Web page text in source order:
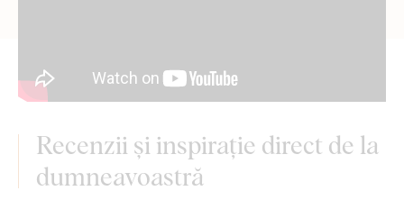
Recenzii și inspirație direct de la
dumneavoastră